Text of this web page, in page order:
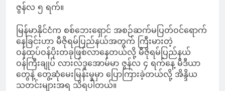
ဇွန်လ ၅ ရက်။
မြန်မာနိုင်ငံက စစ်ဘေးရှောင် အစဉ်ဆက်မပြတ်ဝင်ရောက်
နေခြင်းဟာ မီဇိုရမ်ပြည်နယ်အတွက် ကြီးမားတဲ့
ဝန်ထုပ်ဝန်ပိုးတခုဖြစ်လာနေတယ်လို့ မီဇိုရမ်ပြည်နယ်
ဝန်ကြီးချုပ် လားလ်ဒူအောမ်မာ ဇွန်လ ၄ ရက်နေ့ မီဒီယာ
တွေနဲ့ တွေ့ဆုံမေးမြန်းမှုမှာ ပြောကြားခဲ့တယ်လို့ အိန္ဒိယ
သတင်းများအရ သိရပါတယ်။